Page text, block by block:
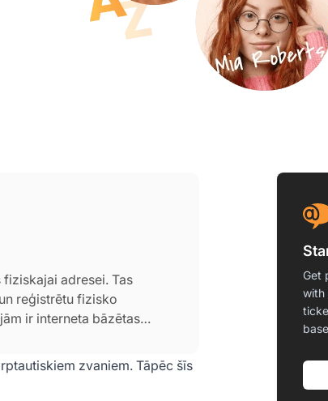
adresei. Tas
reģistrētu fizisko
ir interneta bāzētas
zvaniem. Tāpēc šīs
Get
with